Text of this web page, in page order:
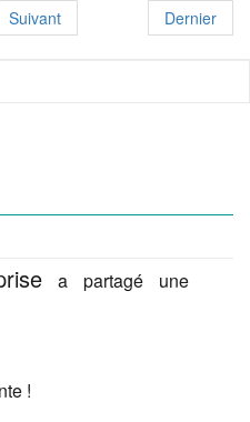
Suivant Dernier
a partagé une
!